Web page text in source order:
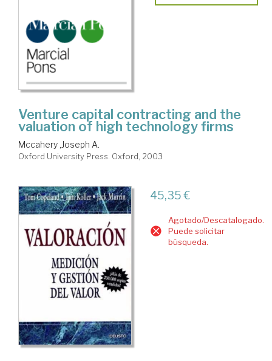
Venture capital contracting and the
valuation of high technology firms
Mccahery ,Joseph A.
Oxford University Press. Oxford, 2003
45,35 €
Agotado/Descatalogado.
Puede solicitar
búsqueda.